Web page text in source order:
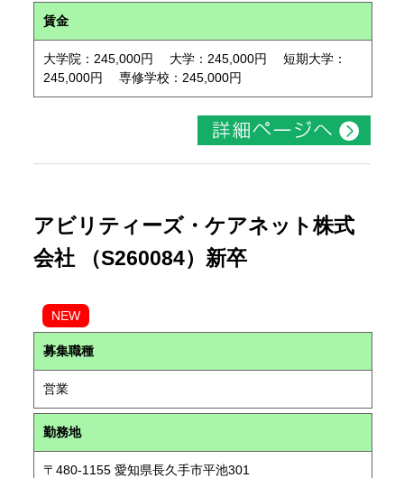
賃金
大学院：245,000円 大学：245,000円 短期大学：
245,000円 専修学校：245,000円
アビリティーズ・ケアネット株式
会社 （S260084）新卒
NEW
募集職種
営業
勤務地
〒480-1155 愛知県長久手市平池301